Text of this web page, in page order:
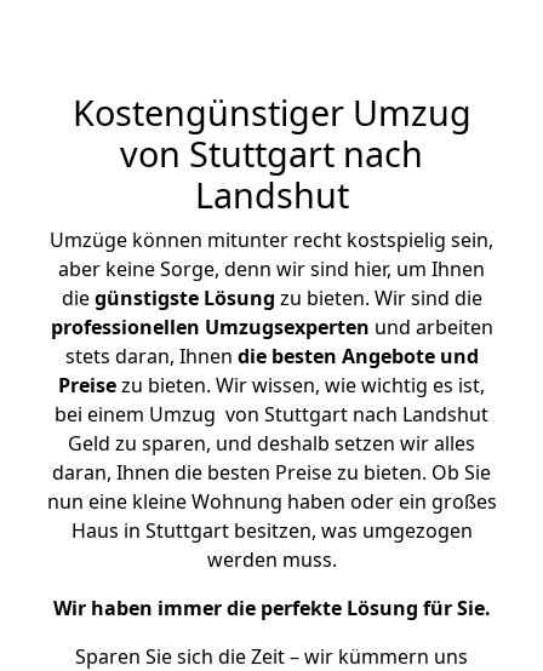
Kostengünstiger Umzug
von Stuttgart nach
Landshut
Umzüge können mitunter recht kostspielig sein,
aber keine Sorge, denn wir sind hier, um Ihnen
diegünstigste Lösung zu bieten. Wir sind die
professionellen Umzugsexperten und arbeiten
stets daran, Ihnen die besten Angebote und
Preisezu bieten. Wir wissen, wie wichtig es ist,
bei einem Umzug von Stuttgart nach Landshut
Geld zu sparen, und deshalb setzen wir alles
daran, Ihnen die besten Preise zu bieten. Ob Sie
nun eine kleine Wohnung haben oder ein großes
Haus in Stuttgart besitzen, was umgezogen
werden muss.
Wir haben immer die perfekte Lösung für Sie.
Sparen Sie sich die Zeit – wir kümmern uns